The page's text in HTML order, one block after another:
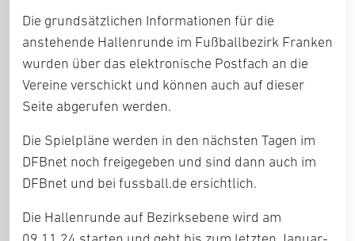
Die grundsätzlichen Informationen für die
anstehende Hallenrunde im Fußballbezirk Franken
wurden über das elektronische Postfach an die
Vereine verschickt und können auch auf dieser
Seite abgerufen werden.
Die Spielpläne werden in den nächsten Tagen im
DFBnet noch freigegeben und sind dann auch im
DFBnet und bei fussball.de ersichtlich.
Die Hallenrunde auf Bezirksebene wird am